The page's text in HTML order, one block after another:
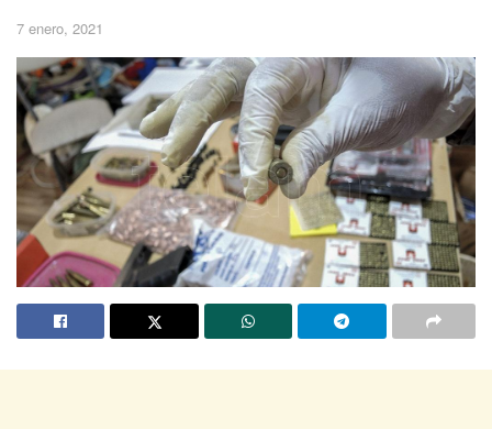
7 enero, 2021